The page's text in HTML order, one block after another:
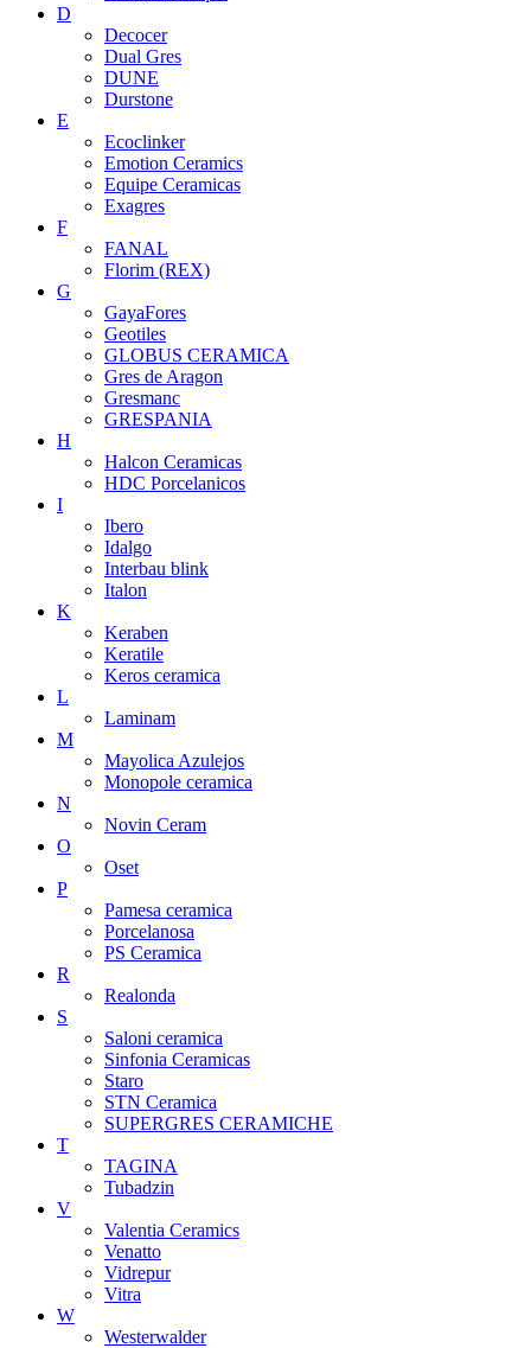
D
Decocer
Dual Gres
DUNE
Durstone
E
Ecoclinker
Emotion Ceramics
Equipe Ceramicas
Exagres
F
FANAL
Florim (REX)
G
GayaFores
Geotiles
GLOBUS CERAMICA
Gres de Aragon
Gresmanc
GRESPANIA
H
Halcon Ceramicas
HDC Porcelanicos
I
Ibero
Idalgo
Interbau blink
Italon
K
Keraben
Keratile
Keros ceramica
L
Laminam
M
Mayolica Azulejos
Monopole ceramica
N
Novin Ceram
O
Oset
P
Pamesa ceramica
Porcelanosa
PS Ceramica
R
Realonda
S
Saloni ceramica
Sinfonia Ceramicas
Staro
STN Ceramica
SUPERGRES CERAMICHE
T
TAGINA
Tubadzin
V
Valentia Ceramics
Venatto
Vidrepur
Vitra
W
Westerwalder